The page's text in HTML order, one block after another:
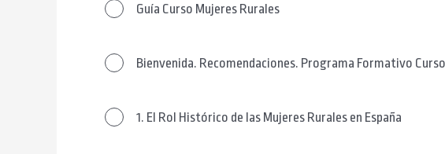
Guía Curso Mujeres Rurales
Bienvenida. Recomendaciones. Programa Formativo
1. El Rol Histórico de las Mujeres Rurales en España